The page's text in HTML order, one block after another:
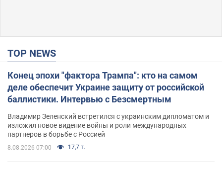
TOP NEWS
Конец эпохи "фактора Трампа": кто на самом
деле обеспечит Украине защиту от российской
баллистики. Интервью с Безсмертным
Владимир Зеленский встретился с украинским дипломатом и
изложил новое видение войны и роли международных
партнеров в борьбе с Россией
8.08.2026 07:00 17,7 т.